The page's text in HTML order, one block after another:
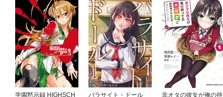
学園黙示録 HIGHSCH
パラサイト・ドール
非オタの彼女が俺の持